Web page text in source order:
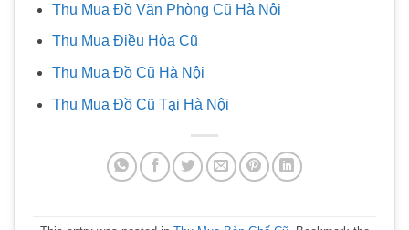
Thu Mua Đồ Văn Phòng Cũ Hà Nội
Thu Mua Điều Hòa Cũ
Thu Mua Đồ Cũ Hà Nội
Thu Mua Đồ Cũ Tại Hà Nội